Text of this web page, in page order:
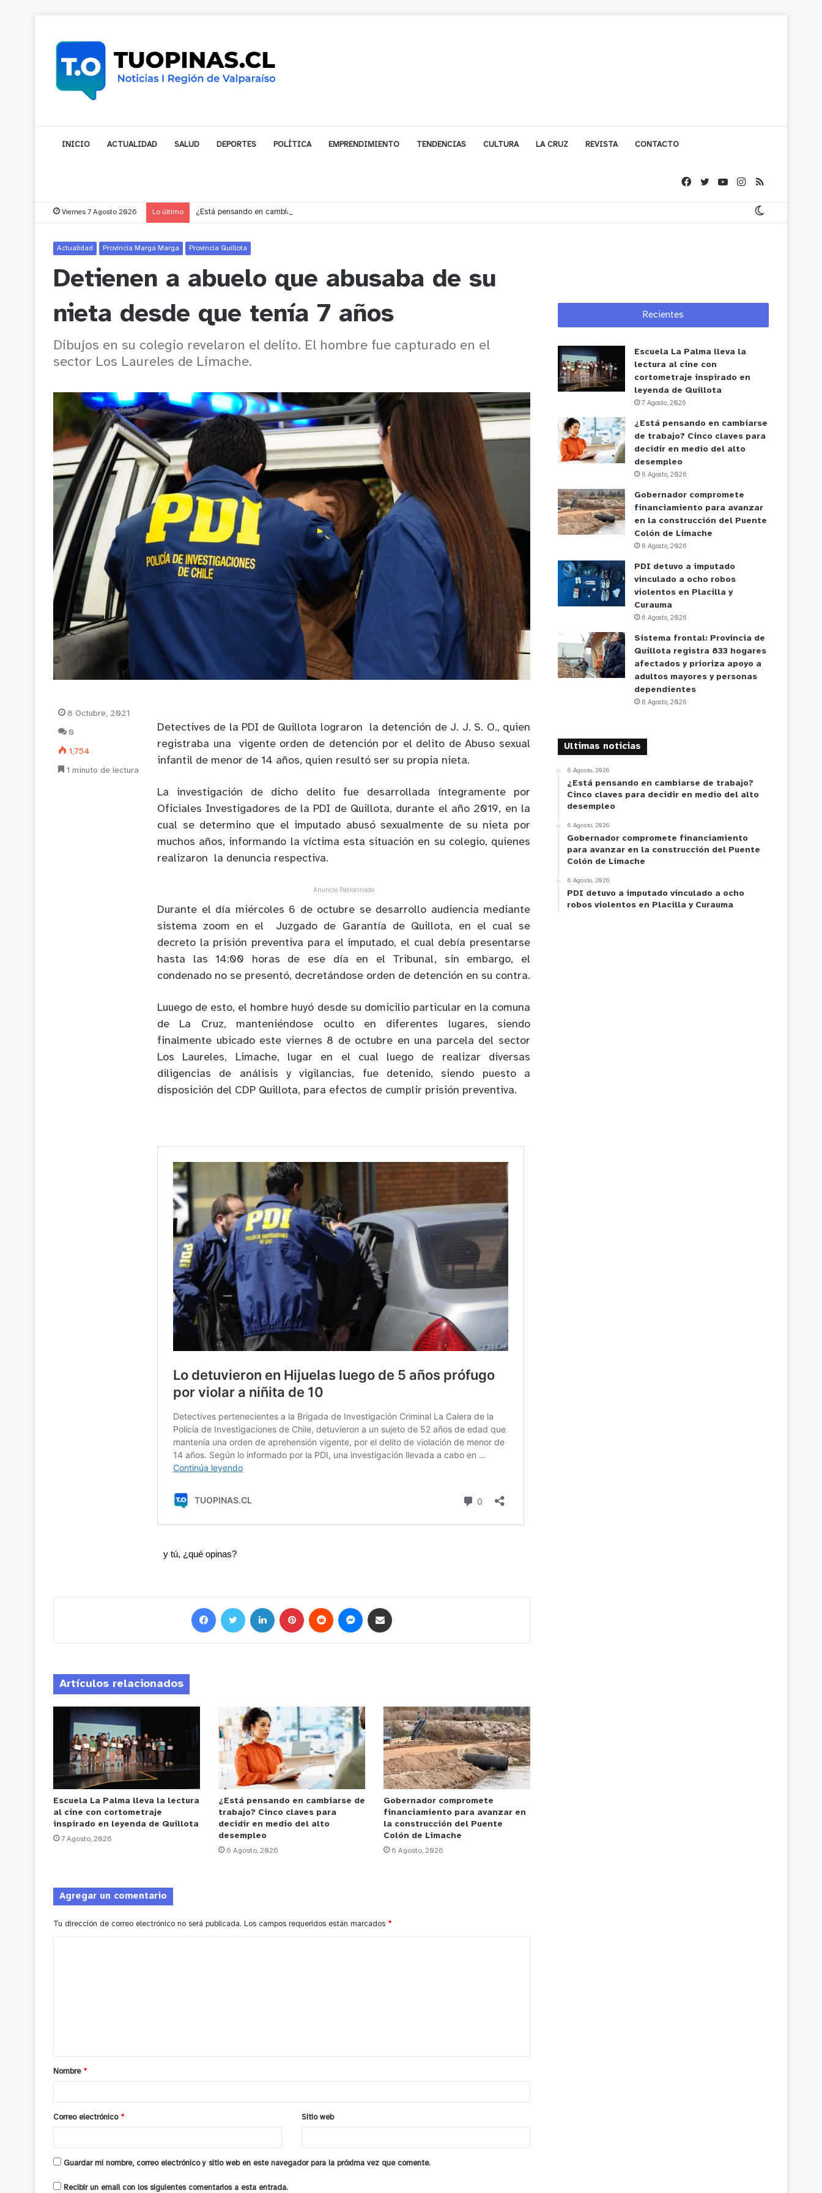
INICIO ACTUALIDAD SALUD DEPORTES POLÍTICA EMPRENDIMIENTO TENDENCIAS CULTURA LA CRUZ REVISTA CONTACTO
Viernes 7 Agosto 2026 Lo último ¿Está pensando en cambiarse de trabajo? Cinco claves para decidir en medio del alto desempleo
Actualidad Provincia Marga Marga Provincia Quillota
Detienen a abuelo que abusaba de su
nieta desde que tenía 7 años
Dibujos en su colegio revelaron el delito. El hombre fue capturado en el
sector Los Laureles de Limache.
Detectives de la PDI de Quillota lograron la detención de J. J. S. O., quien
registraba una vigente orden de detención por el delito de Abuso sexual
infantil de menor de 14 años, quien resultó ser su propia nieta.
La investigación de dicho delito fue desarrollada íntegramente por
Oficiales Investigadores de la PDI de Quillota, durante el año 2019, en la
cual se determino que el imputado abusó sexualmente de su nieta por
muchos años, informando la víctima esta situación en su colegio, quienes
realizaron la denuncia respectiva.
Anuncio Patrocinado
Durante el día miércoles 6 de octubre se desarrollo audiencia mediante
sistema zoom en el Juzgado de Garantía de Quillota, en el cual se
decreto la prisión preventiva para el imputado, el cual debía presentarse
hasta las 14:00 horas de ese día en el Tribunal, sin embargo, el
condenado no se presentó, decretándose orden de detención en su contra.
Luuego de esto, el hombre huyó desde su domicilio particular en la comuna
de La Cruz, manteniéndose oculto en diferentes lugares, siendo
finalmente ubicado este viernes 8 de octubre en una parcela del sector
Los Laureles, Limache, lugar en el cual luego de realizar diversas
diligencias de análisis y vigilancias, fue detenido, siendo puesto a
disposición del CDP Quillota, para efectos de cumplir prisión preventiva.
y tú, ¿qué opinas?
8 Octubre, 2021
0
1,754
1 minuto de lectura
Artículos relacionados
Escuela La Palma lleva la lectura
al cine con cortometraje
inspirado en leyenda de Quillota
7 Agosto, 2026
¿Está pensando en cambiarse de
trabajo? Cinco claves para
decidir en medio del alto
desempleo
6 Agosto, 2026
Gobernador compromete
financiamiento para avanzar en
la construcción del Puente
Colón de Limache
6 Agosto, 2026
Agregar un comentario
Tu dirección de correo electrónico no será publicada. Los campos requeridos están marcados *
a
r
*
Nombre *
Correo electrónico * Sitio web
Guardar mi nombre, correo electrónico y sitio web en este navegador para la próxima vez que comente.
Recibir un email con los siguientes comentarios a esta entrada.
Recientes
Escuela La Palma lleva la
lectura al cine con
cortometraje inspirado en
leyenda de Quillota
7 Agosto, 2026
¿Está pensando en cambiarse
de trabajo? Cinco claves para
decidir en medio del alto
desempleo
6 Agosto, 2026
Gobernador compromete
financiamiento para avanzar
en la construcción del Puente
Colón de Limache
6 Agosto, 2026
PDI detuvo a imputado
vinculado a ocho robos
violentos en Placilla y
Curauma
6 Agosto, 2026
Sistema frontal: Provincia de
Quillota registra 833 hogares
afectados y prioriza apoyo a
adultos mayores y personas
dependientes
6 Agosto, 2026
Ultimas noticias
6 Agosto, 2026
¿Está pensando en cambiarse de trabajo?
Cinco claves para decidir en medio del alto
desempleo
6 Agosto, 2026
Gobernador compromete financiamiento
para avanzar en la construcción del Puente
Colón de Limache
6 Agosto, 2026
PDI detuvo a imputado vinculado a ocho
robos violentos en Placilla y Curauma